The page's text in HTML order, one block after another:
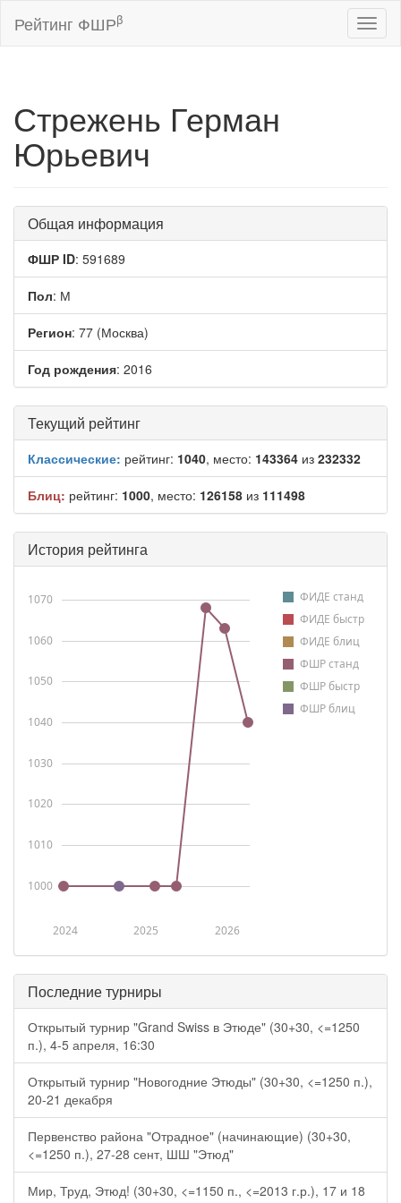
Рейтинг ФШРβ
Стрежень Герман
Юрьевич
Общая информация
ФШР ID: 591689
Пол: М
Регион: 77 (Москва)
Год рождения: 2016
Текущий рейтинг
Классические: рейтинг: 1040, место: 143364 из 232332
Блиц: рейтинг: 1000, место: 126158 из 111498
История рейтинга
ФИДЕ станд
ФИДЕ быстр
ФИДЕ блиц
ФШР станд
ФШР быстр
ФШР блиц
2024 2025 2026
1000
1010
1020
1030
1040
1050
1060
1070
Последние турниры
Открытый турнир "Grand Swiss в Этюде" (30+30, <=1250
п.), 4-5 апреля, 16:30
Открытый турнир "Новогодние Этюды" (30+30, <=1250 п.),
20-21 декабря
Первенство района "Отрадное" (начинающие) (30+30,
<=1250 п.), 27-28 сент, ШШ "Этюд"
Мир, Труд, Этюд! (30+30, <=1150 п., <=2013 г.р.), 17 и 18